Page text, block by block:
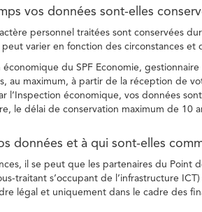
vos données sont-elles
personnel traitées sont conservées
varier en fonction des circonstances et
économique du SPF Economie,
au maximum, à partir de la réception de
l’Inspection économique, vos données
le délai de conservation maximum de 10
données et à qui sont-elles
il se peut que les partenaires du
traitant s’occupant de l’infrastructure
légal et uniquement dans le cadre des